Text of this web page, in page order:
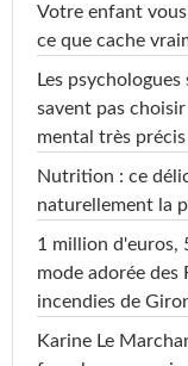
Votre enfant vous
ce que cache
Les
savent pas
mental très précis
Nutrition : ce
naturellement la
1 million d'euros,
mode adorée des
incendies de
Karine Le